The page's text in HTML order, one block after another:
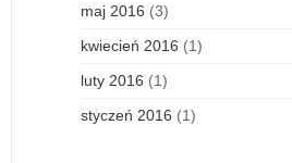
maj 2016 (3)
kwiecień 2016 (1)
luty 2016 (1)
styczeń 2016 (1)